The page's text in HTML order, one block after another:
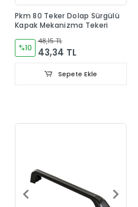
Pkm 80 Teker Dolap Sürgülü
Kapak Mekanizma Tekeri
%10
48,15 TL
43,34 TL
Sepete Ekle